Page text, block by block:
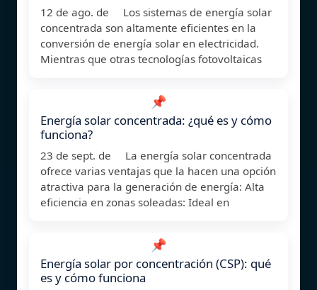
12 de ago. de Los sistemas de energía solar
concentrada son altamente eficientes en la
conversión de energía solar en electricidad.
Mientras que otras tecnologías fotovoltaicas
📌
Energía solar concentrada: ¿qué es y cómo
funciona?
23 de sept. de La energía solar concentrada
ofrece varias ventajas que la hacen una opción
atractiva para la generación de energía: Alta
eficiencia en zonas soleadas: Ideal en
📌
Energía solar por concentración (CSP): qué
es y cómo funciona